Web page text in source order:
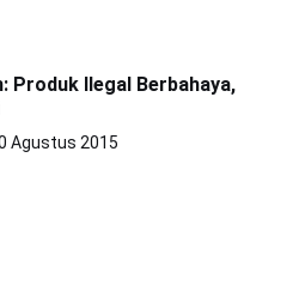
Produk Ilegal Berbahaya,
Agustus 2015